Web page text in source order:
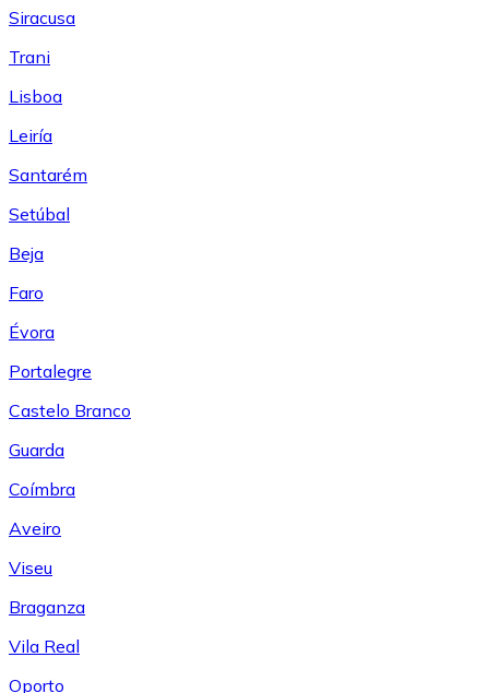
Siracusa
Trani
Lisboa
Leiría
Santarém
Setúbal
Beja
Faro
Évora
Portalegre
Castelo Branco
Guarda
Coímbra
Aveiro
Viseu
Braganza
Vila Real
Oporto